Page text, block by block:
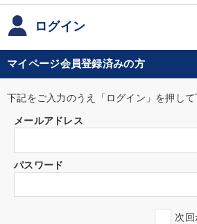
ログイン
マイページ会員登録済みの方
下記をご入力のうえ「ログイン」を押して
メールアドレス
パスワード
次